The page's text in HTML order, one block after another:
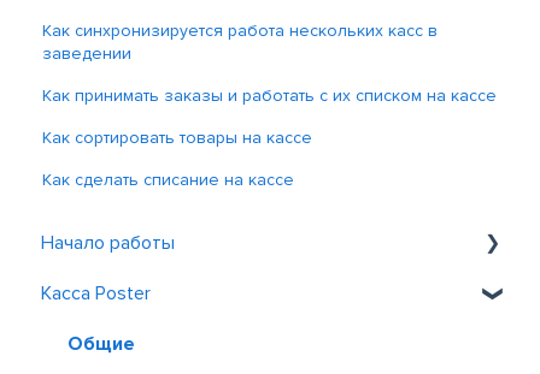
Как синхронизируется работа нескольких касс в
заведении
Как принимать заказы и работать с их списком на кассе
Как сортировать товары на кассе
Как сделать списание на кассе
Начало работы
Знакомство с Poster
Регистрация и вход
Касса Poster
Общие